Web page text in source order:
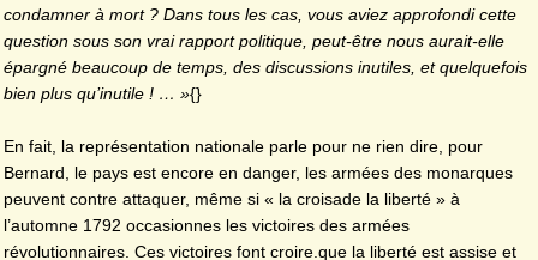
condamner à mort ? Dans tous les cas, vous aviez approfondi cette
question sous son vrai rapport politique, peut-être nous aurait-elle
épargné beaucoup de temps, des discussions inutiles, et quelquefois
bien plus qu’inutile ! … »{}
En fait, la représentation nationale parle pour ne rien dire, pour
Bernard, le pays est encore en danger, les armées des monarques
peuvent contre attaquer, même si « la croisade la liberté » à
l’automne 1792 occasionnes les victoires des armées
révolutionnaires. Ces victoires font croire.que la liberté est assise et